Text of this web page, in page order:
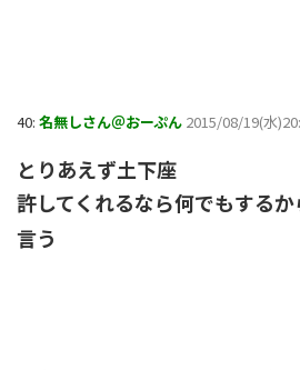
40: 名無しさん＠おーぷん 2015/08/19(水
とりあえず土下座
許してくれるなら何でもする
言う